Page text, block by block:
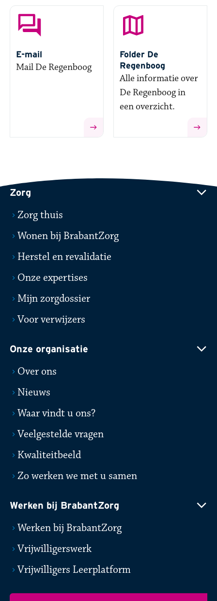
E-mail
Mail De Regenboog
Folder De
Regenboog
Alle informatie over
De Regenboog in
een overzicht.
Zorg
Zorg thuis
Wonen bij BrabantZorg
Herstel en revalidatie
Onze expertises
Mijn zorgdossier
Voor verwijzers
Onze organisatie
Over ons
Nieuws
Waar vindt u ons?
Veelgestelde vragen
Kwaliteitbeeld
Zo werken we met u samen
Werken bij BrabantZorg
Werken bij BrabantZorg
Vrijwilligerswerk
Vrijwilligers Leerplatform